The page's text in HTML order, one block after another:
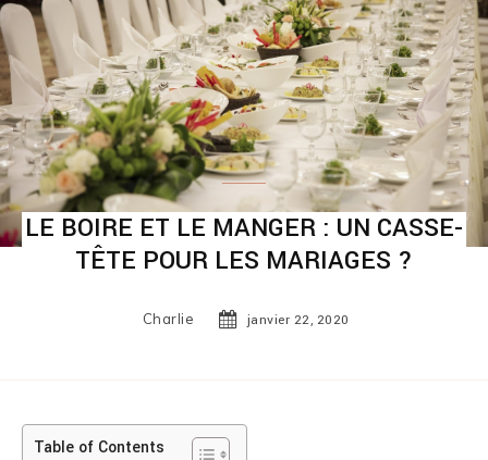
LE BOIRE ET LE MANGER : UN CASSE-
TÊTE POUR LES MARIAGES ?
Charlie janvier 22, 2020
Table of Contents